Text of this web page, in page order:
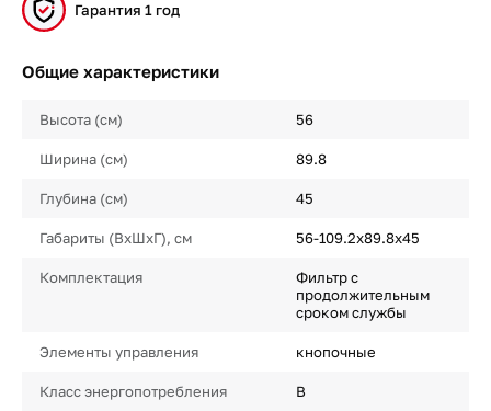
Гарантия 1 год
Общие характеристики
Высота (см) 56
Ширина (см) 89.8
Глубина (см) 45
Габариты (ВхШхГ), см 56-109.2х89.8х45
Комплектация
Фильтр с
продолжительным
сроком службы
Элементы управления кнопочные
Класс энергопотребления B